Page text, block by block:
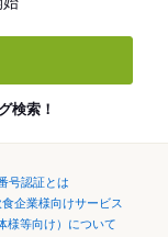
検索！
号認証とは
企業様向けサービス
様等向け）について